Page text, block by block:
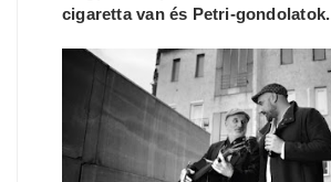
cigaretta van és Petri-gondolatok.